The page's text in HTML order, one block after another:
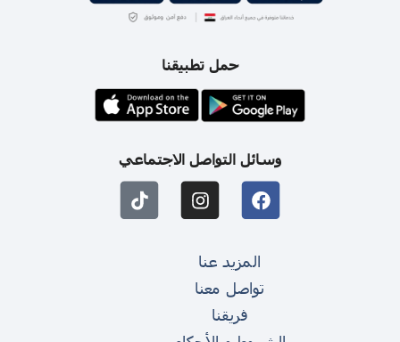
حمل تطبيقنا
وسائل التواصل الاجتماعي
المزيد عنا
تواصل معنا
فريقنا